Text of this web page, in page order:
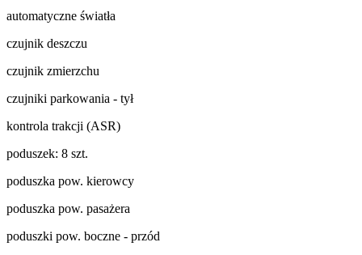
automatyczne światła
czujnik deszczu
czujnik zmierzchu
czujniki parkowania - tył
kontrola trakcji (ASR)
poduszek: 8 szt.
poduszka pow. kierowcy
poduszka pow. pasażera
poduszki pow. boczne - przód